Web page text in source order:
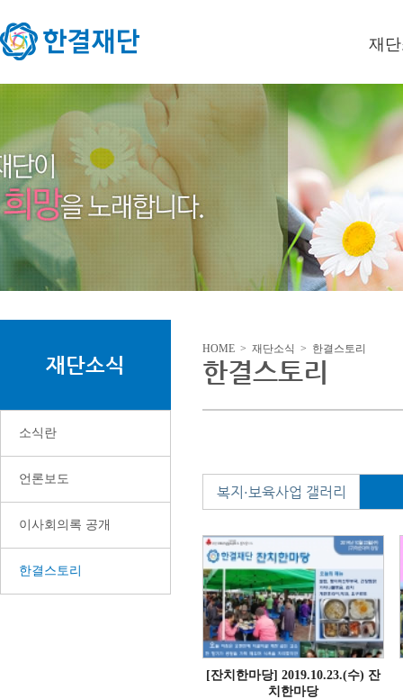
재
이사
미션/
연혁
재단소식
소식란
언론보도
이사회의록 공개
한결스토리
HOME > 재단소식 > 한결스토리
한결스토리
복지·보육사업 갤러리
[잔치한마당] 2019.10.23.(수) 잔
치한마당